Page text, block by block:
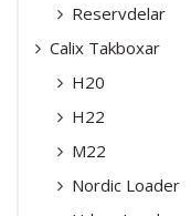
Reservdelar
Calix Takboxar
H20
H22
M22
Nordic Loader